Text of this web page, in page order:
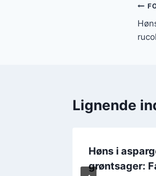
Lignende
Høns i
grøntsager: